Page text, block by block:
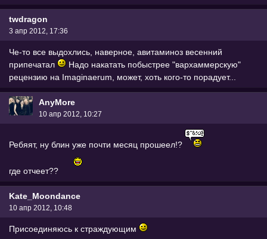
twdragon
3 апр 2012, 17:36
Че-то все выдохлись, наверное, авитаминоз весенний
припечатал
Надо накатать побыстрее "вархаммерскую"
рецензию на Imaginaerum, может, хоть кого-то порадует...
AnyMore
10 апр 2012, 10:27
Ребяят, ну блин уже почти месяц прошеел!?
где отчеет??
Kate_Moondance
10 апр 2012, 10:48
Присоединяюсь к страждующим